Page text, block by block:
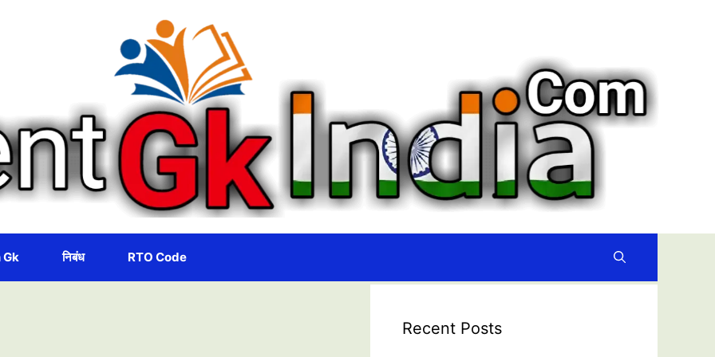
निबंध RTO Code
Recent Posts